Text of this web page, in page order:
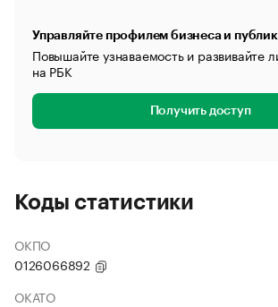
Управляйте профилем бизнеса и
Повышайте узнаваемость и развивайте
на РБК
Получить доступ
Коды статистики
ОКПО
0126066892
ОКАТО